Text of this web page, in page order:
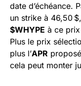
date d’échéance.
un strike à 46,50
$WHYPE à ce
Plus le prix
plus l’APR
cela peut monter